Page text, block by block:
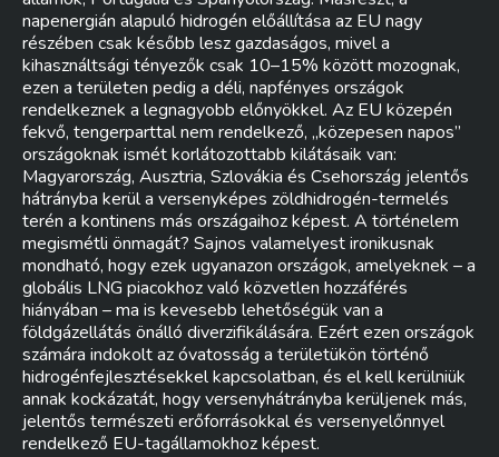
napenergián alapuló hidrogén előállítása az EU nagy
részében csak később lesz gazdaságos, mivel a
kihasználtsági tényezők csak 10–15% között mozognak,
ezen a területen pedig a déli, napfényes országok
rendelkeznek a legnagyobb előnyökkel. Az EU közepén
fekvő, tengerparttal nem rendelkező, „közepesen napos”
országoknak ismét korlátozottabb kilátásaik van:
Magyarország, Ausztria, Szlovákia és Csehország jelentős
hátrányba kerül a versenyképes zöldhidrogén-termelés
terén a kontinens más országaihoz képest. A történelem
megismétli önmagát? Sajnos valamelyest ironikusnak
mondható, hogy ezek ugyanazon országok, amelyeknek – a
globális LNG piacokhoz való közvetlen hozzáférés
hiányában – ma is kevesebb lehetőségük van a
földgázellátás önálló diverzifikálására. Ezért ezen országok
számára indokolt az óvatosság a területükön történő
hidrogénfejlesztésekkel kapcsolatban, és el kell kerülniük
annak kockázatát, hogy versenyhátrányba kerüljenek más,
jelentős természeti erőforrásokkal és versenyelőnnyel
rendelkező EU-tagállamokhoz képest.